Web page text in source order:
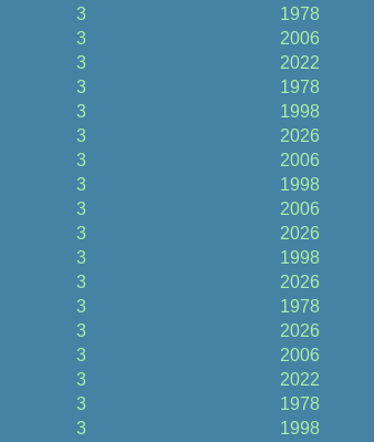
3 1978
3 2006
3 2022
3 1978
3 1998
3 2026
3 2006
3 1998
3 2006
3 2026
3 1998
3 2026
3 1978
3 2026
3 2006
3 2022
3 1978
3 1998